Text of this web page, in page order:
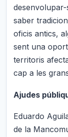
saber
oficis antics,
sent una
territoris
cap a les
Ajudes
Eduardo
de la